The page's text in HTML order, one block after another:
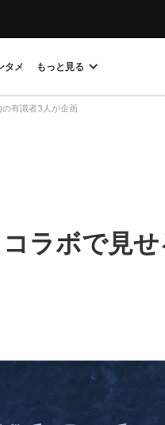
タメ もっと見る
有識者3人が企画
コラボで見